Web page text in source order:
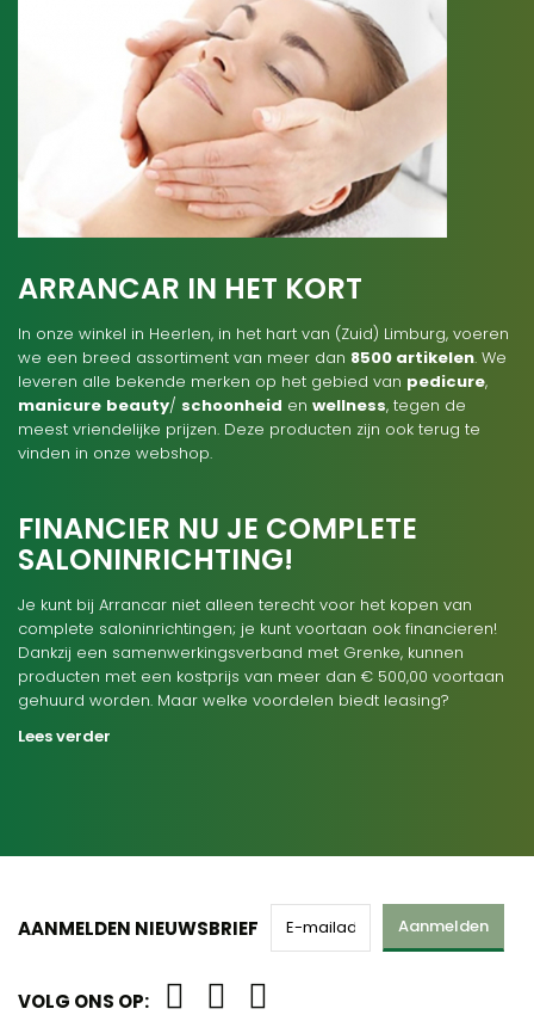
ARRANCAR IN HET KORT
In onze winkel in Heerlen, in het hart van (Zuid) Limburg, voeren
we een breed assortiment van meer dan 8500 artikelen. We
leveren alle bekende merken op het gebied van pedicure,
manicure beauty/ schoonheid en wellness, tegen de
meest vriendelijke prijzen. Deze producten zijn ook terug te
vinden in onze webshop.
FINANCIER NU JE COMPLETE
SALONINRICHTING!
Je kunt bij Arrancar niet alleen terecht voor het kopen van
complete saloninrichtingen; je kunt voortaan ook financieren!
Dankzij een samenwerkingsverband met Grenke, kunnen
producten met een kostprijs van meer dan € 500,00 voortaan
gehuurd worden. Maar welke voordelen biedt leasing?
Lees verder
AANMELDEN NIEUWSBRIEF Aanmelden
VOLG ONS OP: